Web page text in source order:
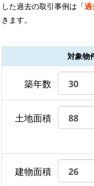
した過去の取引事例は「過
きます。
対象物
築年数
土地面積
建物面積